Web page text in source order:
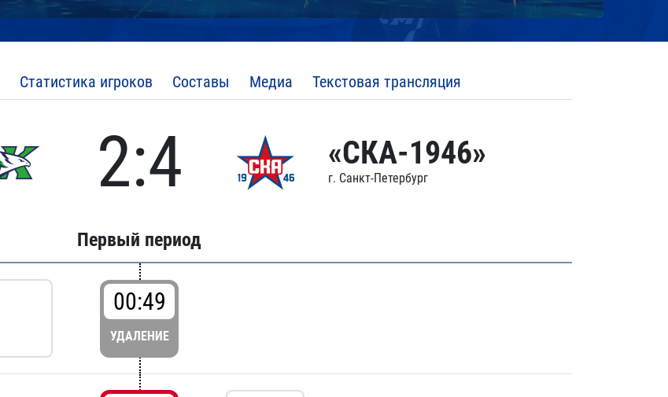
Статистика игроков Составы Медиа Текстовая трансляция
2:4 «СКА-1946»
г. Санкт-Петербург
Первый период
00:49
УДАЛЕНИЕ